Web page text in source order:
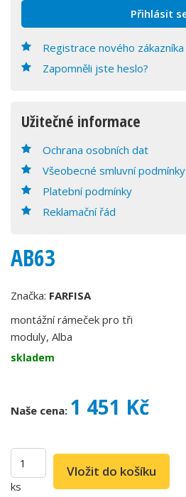
Registrace nového zákazníka
Zapomněli jste heslo?
Užitečné informace
Ochrana osobních dat
Všeobecné smluvní podmínky
Platební podmínky
Reklamační řád
AB63
Značka: FARFISA
montážní rámeček pro tři
moduly, Alba
skladem
Naše cena: 1 451 Kč
ks